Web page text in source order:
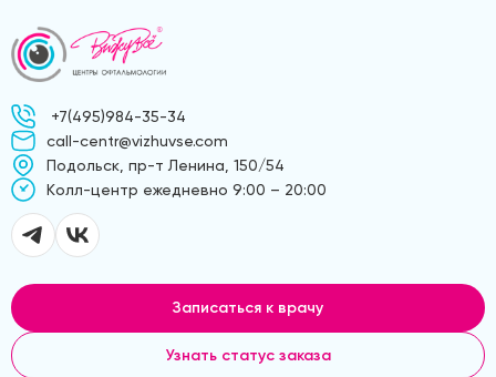
+7(495)984-35-34
call-centr@vizhuvse.com
Подольск, пр-т Ленина, 150/54
Kолл-центр ежедневно 9:00 – 20:00
Записаться к врачу
Узнать статус заказа